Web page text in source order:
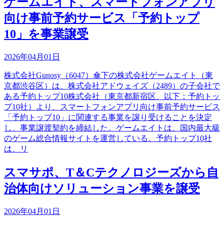
向け事前予約サービス「予約トップ
10」を事業譲受
2026年04月01日
株式会社Gunosy（6047）傘下の株式会社ゲームエイト（東
京都渋谷区）は、株式会社アドウェイズ（2489）の子会社で
ある予約トップ10株式会社（東京都新宿区、以下：予約トッ
プ10社）より、スマートフォンアプリ向け事前予約サービス
「予約トップ10」に関連する事業を譲り受けることを決定
し、事業譲渡契約を締結した。ゲームエイトは、国内最大級
のゲーム総合情報サイトを運営している。予約トップ10社
は、リ
スマサポ、T＆Cテクノロジーズから自
治体向けソリューション事業を譲受
2026年04月01日